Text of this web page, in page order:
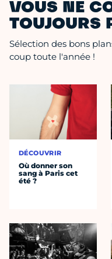
VOUS NE
TOUJOURS
Sélection des bons
coup toute l'année !
DÉCOUVRIR
Où donner son
sang à Paris cet
été ?